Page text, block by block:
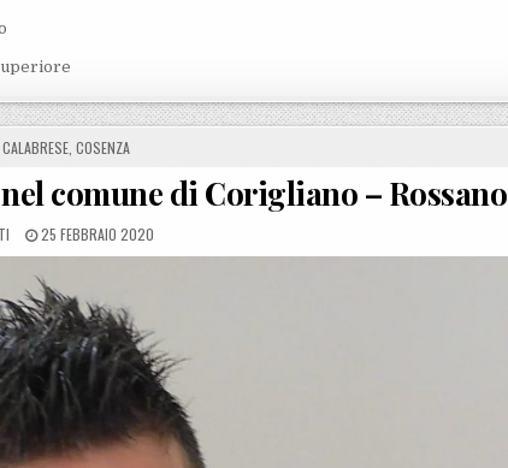
, COSENZA
comune di Corigliano – Rossano
POSTED ON
25 FEBBRAIO 2020